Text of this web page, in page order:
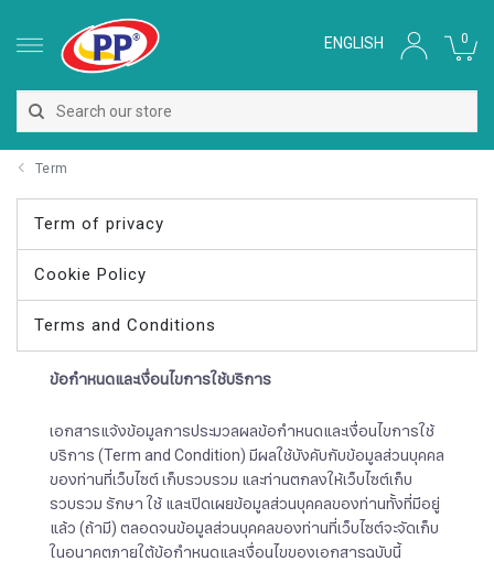
ENGLISH 0
Term
Term of privacy
Cookie Policy
Terms and Conditions
ข้อกำหนดและเงื่อนไขการใช้บริการ
เอกสารแจ้งข้อมูลการประมวลผลข้อกำหนดและเงื่อนไขการใช้
บริการ (Term and Condition) มีผลใช้บังคับกับข้อมูลส่วนบุคคล
ของท่านที่เว็บไซต์ เก็บรวบรวม และท่านตกลงให้เว็บไซต์เก็บ
รวบรวม รักษา ใช้ และเปิดเผยข้อมูลส่วนบุคคลของท่านทั้งที่มีอยู่
แล้ว (ถ้ามี) ตลอดจนข้อมูลส่วนบุคคลของท่านที่เว็บไซต์จะจัดเก็บ
ในอนาคตภายใต้ข้อกำหนดและเงื่อนไขของเอกสารฉบับนี้